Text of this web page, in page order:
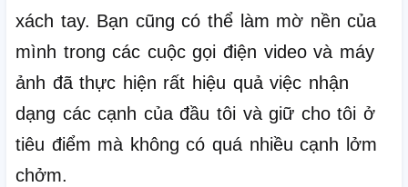
xách tay. Bạn cũng có thể làm mờ nền của
mình trong các cuộc gọi điện video và máy
ảnh đã thực hiện rất hiệu quả việc nhận
dạng các cạnh của đầu tôi và giữ cho tôi ở
tiêu điểm mà không có quá nhiều cạnh lởm
chởm.